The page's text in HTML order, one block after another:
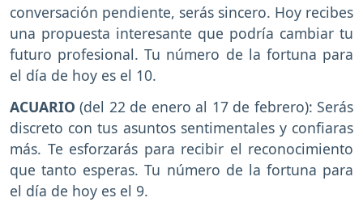
conversación pendiente, serás sincero. Hoy recibes
una propuesta interesante que podría cambiar tu
futuro profesional. Tu número de la fortuna para
el día de hoy es el 10.
ACUARIO (del 22 de enero al 17 de febrero): Serás
discreto con tus asuntos sentimentales y confiaras
más. Te esforzarás para recibir el reconocimiento
que tanto esperas. Tu número de la fortuna para
el día de hoy es el 9.